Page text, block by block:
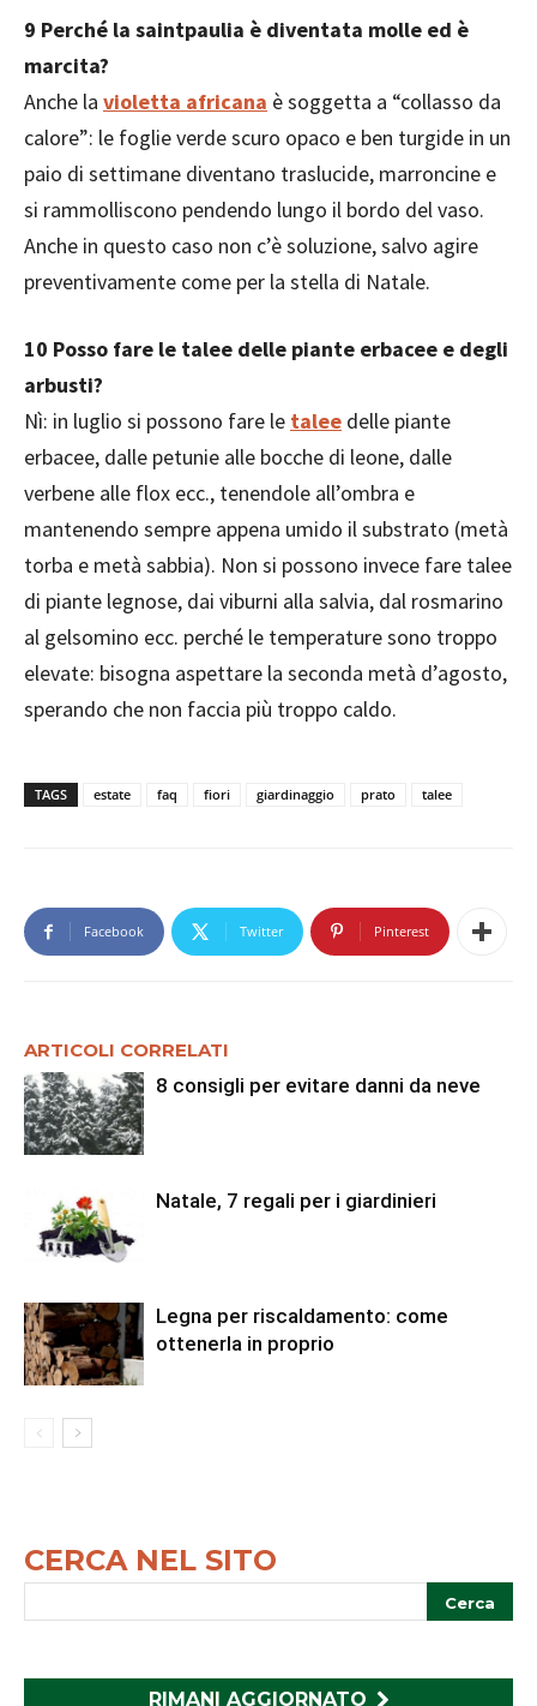
9 Perché la saintpaulia è diventata molle ed è
marcita?
Anche la violetta africana è soggetta a “collasso da
calore”: le foglie verde scuro opaco e ben turgide in un
paio di settimane diventano traslucide, marroncine e
si rammolliscono pendendo lungo il bordo del vaso.
Anche in questo caso non c’è soluzione, salvo agire
preventivamente come per la stella di Natale.
10 Posso fare le talee delle piante erbacee e degli
arbusti?
Nì: in luglio si possono fare le talee delle piante
erbacee, dalle petunie alle bocche di leone, dalle
verbene alle flox ecc., tenendole all’ombra e
mantenendo sempre appena umido il substrato (metà
torba e metà sabbia). Non si possono invece fare talee
di piante legnose, dai viburni alla salvia, dal rosmarino
al gelsomino ecc. perché le temperature sono troppo
elevate: bisogna aspettare la seconda metà d’agosto,
sperando che non faccia più troppo caldo.
TAGS estate faq fiori giardinaggio prato talee
Facebook Twitter Pinterest
ARTICOLI CORRELATI
8 consigli per evitare danni da neve
Natale, 7 regali per i giardinieri
Legna per riscaldamento: come
ottenerla in proprio
CERCA NEL SITO
RIMANI AGGIORNATO